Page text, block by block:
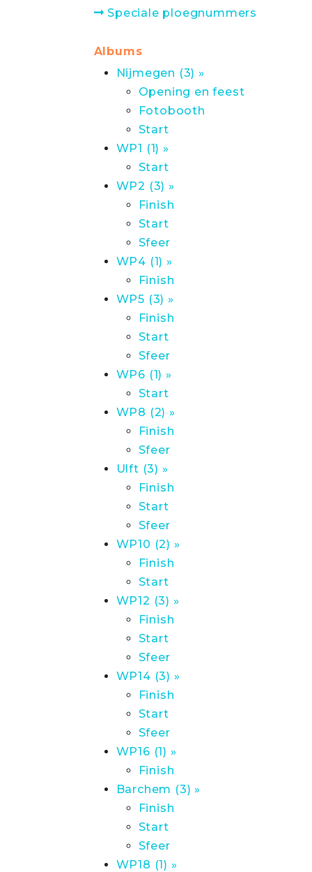
Speciale ploegnummers
Albums
Nijmegen (3) »
Opening en feest
Fotobooth
Start
WP1 (1) »
Start
WP2 (3) »
Finish
Start
Sfeer
WP4 (1) »
Finish
WP5 (3) »
Finish
Start
Sfeer
WP6 (1) »
Start
WP8 (2) »
Finish
Sfeer
Ulft (3) »
Finish
Start
Sfeer
WP10 (2) »
Finish
Start
WP12 (3) »
Finish
Start
Sfeer
WP14 (3) »
Finish
Start
Sfeer
WP16 (1) »
Finish
Barchem (3) »
Finish
Start
Sfeer
WP18 (1) »